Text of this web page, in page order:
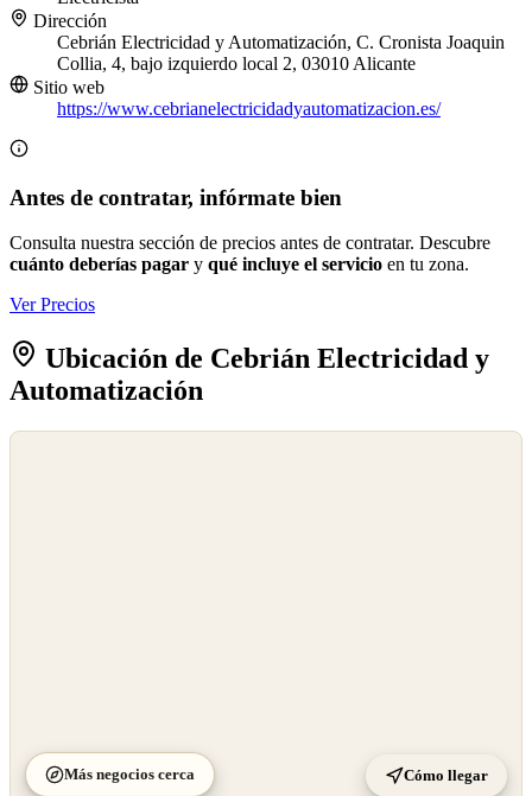
Dirección
Cebrián Electricidad y Automatización, C. Cronista Joaquin
Collia, 4, bajo izquierdo local 2, 03010 Alicante
Sitio web
https://www.cebrianelectricidadyautomatizacion.es/
Antes de contratar, infórmate bien
Consulta nuestra sección de precios antes de contratar. Descubre
cuánto deberías pagar y qué incluye el servicio en tu zona.
Ver Precios
Ubicación de Cebrián Electricidad y
Automatización
Más negocios cerca Cómo llegar